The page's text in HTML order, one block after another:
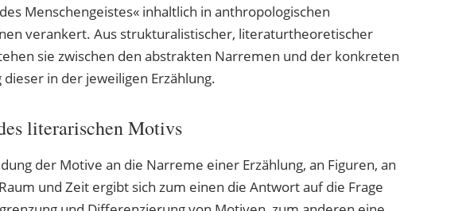
Menschengeistes« inhaltlich in anthropologischen
verankert. Aus strukturalistischer, literaturtheoretischer
sie zwischen den abstrakten Narremen und der konkreten
dieser in der jeweiligen Erzählung.
literarischen Motivs
der Motive an die Narreme einer Erzählung, an Figuren, an
und Zeit ergibt sich zum einen die Antwort auf die Frage